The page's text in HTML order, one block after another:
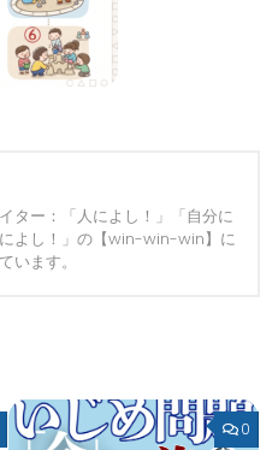
ター：「人によし！」「自分に
よし！」の【win-win-win】に
います。
0